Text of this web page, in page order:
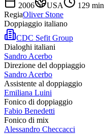
2006 USA 129 min
RegiaOliver Stone
Doppiaggio italiano
CDC Sefit Group
Dialoghi italiani
Sandro Acerbo
Direzione del doppiaggio
Sandro Acerbo
Assistente al doppiaggio
Emiliana Luini
Fonico di doppiaggio
Fabio Benedetti
Fonico di mix
Alessandro Checcacci